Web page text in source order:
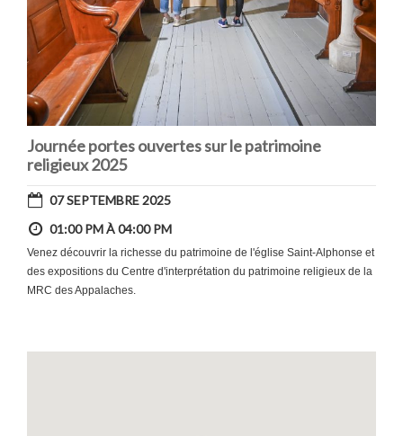
Journée portes ouvertes sur le patrimoine
religieux 2025
07 SEPTEMBRE 2025
01:00 PM À 04:00 PM
Venez découvrir la richesse du patrimoine de l'église Saint-Alphonse et
des expositions du Centre d'interprétation du patrimoine religieux de la
MRC des Appalaches.